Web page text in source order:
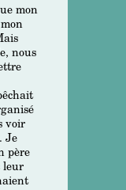
mon
nous
voir
Je
père
leur